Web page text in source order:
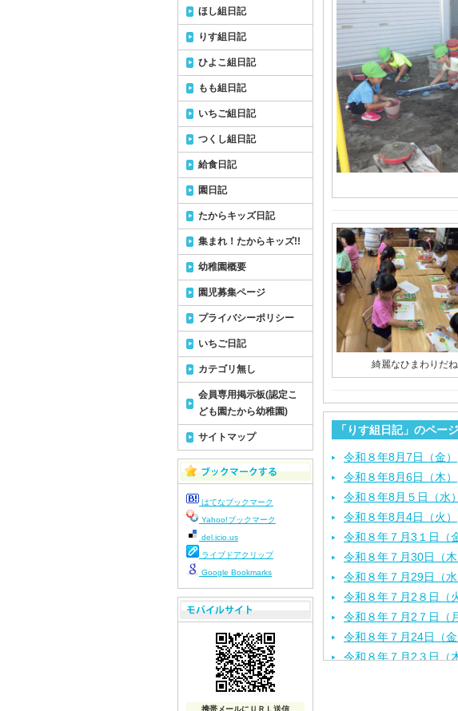
綺麗なひまわりだ
「りす組日記」のペー
令和８年8月7日（金）
令和８年8月6日（木）
令和８年8月５日（水）
令和８年8月4日（火）
令和８年７月3１日（
令和８年７月30日（木
令和８年７月29日（水
令和８年７月2８日（
令和８年７月2７日（
令和８年７月24日（金
令和８年７月2３日（
ほし組日記
りす組日記
ひよこ組日記
もも組日記
いちご組日記
つくし組日記
給食日記
園日記
たからキッズ日記
集まれ！たからキッズ!!
幼稚園概要
園児募集ページ
プライバシーポリシー
いちご日記
カテゴリ無し
会員専用掲示板(認定こ
ども園たから幼稚園)
サイトマップ
はてなブックマーク
Yahoo!ブックマーク
del.icio.us
ライブドアクリップ
Google Bookmarks
携帯メールにＵＲＬ送信